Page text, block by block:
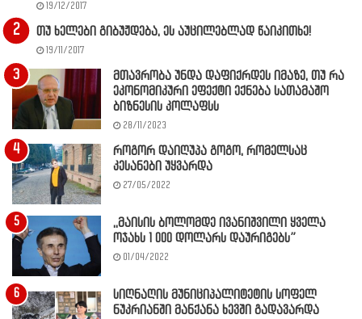
19/12/2017
თუ ხელები გიბუჟდება, ეს აუცილებლად წაიკითხე!
19/11/2017
მთავრობა უნდა დაფიქრდეს იმაზე, თუ რა
ეკონომიკური ეფექტი ექნება სათამაშო
ბიზნესის კოლაფსს
28/11/2023
როგორ დაიღუპა გოგო, რომელსაც
კესანები უყვარდა
27/05/2022
,,მაისის ბოლომდე ივანიშვილი ყველა
ოჯახს 1 000 დოლარს დაურიგებს”
01/04/2022
სიღნაღის მუნიციპალიტეტის სოფელ
ნუკრიანში მანქანა ხევში გადავარდა